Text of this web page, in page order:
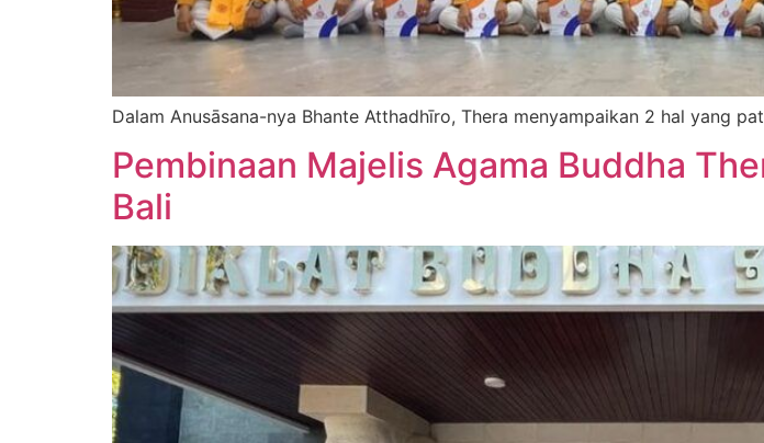
Dalam Anusāsana-nya Bhante Atthadhīro, Thera menyampaikan 2 hal yang
Pembinaan Majelis Agama Buddha
Bali